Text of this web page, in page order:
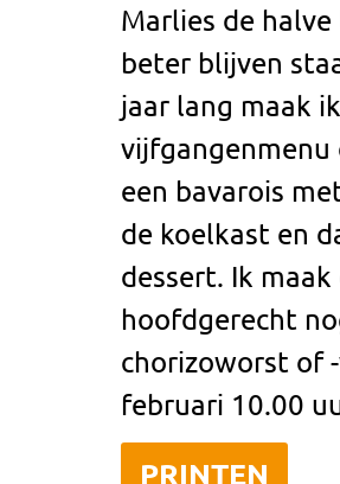
Marlies de
beter blijven
jaar lang maak
vijfgangenmenu
een bavarois
de koelkast en
dessert. Ik
hoofdgerecht
chorizoworst of
februari 10.00
PRINTEN